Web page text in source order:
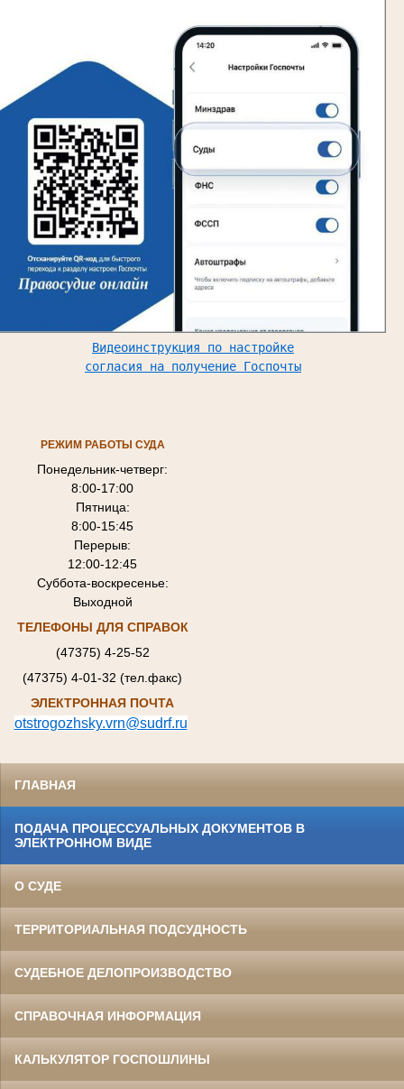
Видеоинструкция по настройке
согласия на получение Госпочты
РЕЖИМ РАБОТЫ СУДА
Понедельник-четверг:
8:00-17:00
Пятница:
8:00-15:45
Перерыв:
12:00-12:45
Суббота-воскресенье:
Выходной
ТЕЛЕФОНЫ ДЛЯ СПРАВОК
(47375) 4-25-52
(47375) 4-01-32 (тел.факс)
ЭЛЕКТРОННАЯ ПОЧТА
otstrogozhsky.vrn@sudrf.ru
ГЛАВНАЯ
ПОДАЧА ПРОЦЕССУАЛЬНЫХ ДОКУМЕНТОВ В
ЭЛЕКТРОННОМ ВИДЕ
О СУДЕ
ТЕРРИТОРИАЛЬНАЯ ПОДСУДНОСТЬ
СУДЕБНОЕ ДЕЛОПРОИЗВОДСТВО
СПРАВОЧНАЯ ИНФОРМАЦИЯ
КАЛЬКУЛЯТОР ГОСПОШЛИНЫ